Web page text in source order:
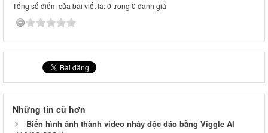
Tổng số điểm của bài viết là: 0 trong 0 đánh giá
Những tin cũ hơn
Biến hình ảnh thành video nhảy độc đáo bằng Viggle AI